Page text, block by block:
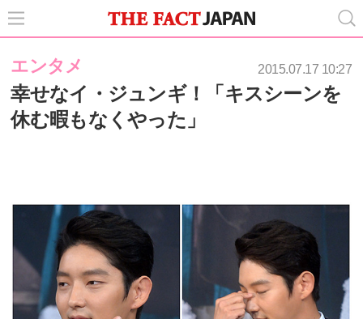
エンタメ 2015.07.17 10:27
幸せなイ・ジュンギ！「キスシーンを
休む暇もなくやった」